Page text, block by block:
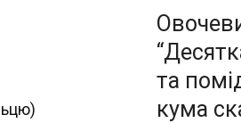
та
кума